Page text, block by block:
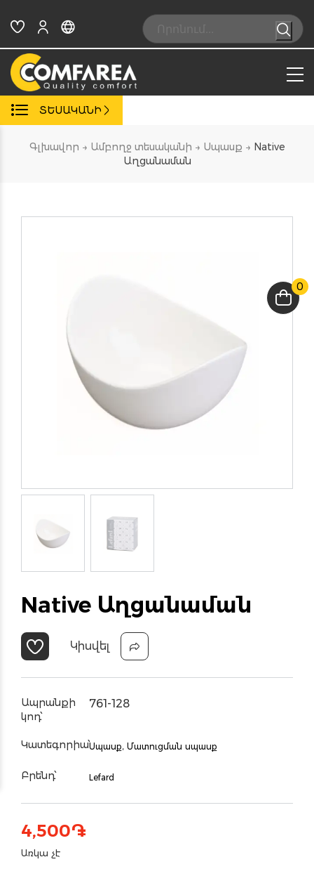
content
Search:
0
ՏԵՍԱԿԱՆԻ
Գլխավոր → Ամբողջ տեսականի → Սպասք → Native
Աղցանաման
Native Աղցանաման
Կիսվել
Ապրանքի
կոդ՝
761-128
Կատեգորիա՝Սպասք, Մատուցման սպասք
Բրենդ՝ Lefard
4,500֏
Առկա չէ